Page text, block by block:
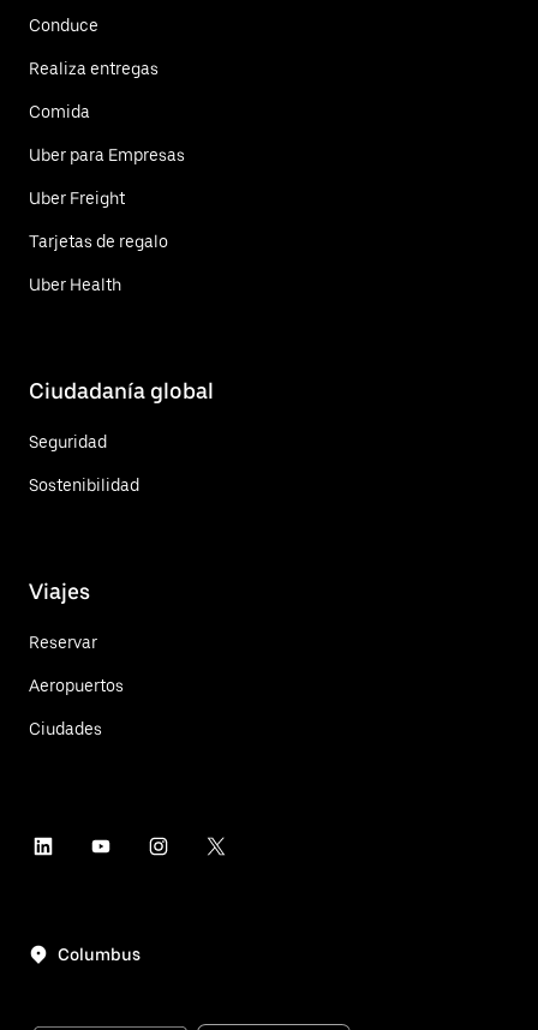
Conduce
Realiza entregas
Comida
Uber para Empresas
Uber Freight
Tarjetas de regalo
Uber Health
Ciudadanía global
Seguridad
Sostenibilidad
Viajes
Reservar
Aeropuertos
Ciudades
Columbus